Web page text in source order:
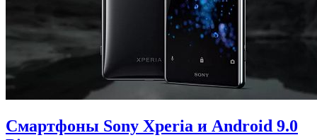
Смартфоны Sony Xperia и Android 9.0